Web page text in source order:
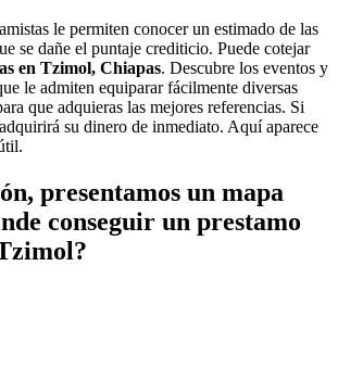
le permiten conocer un estimado de las
se dañe el puntaje crediticio. Puede cotejar
en Tzimol, Chiapas. Descubre los eventos y
le admiten equiparar fácilmente diversas
que adquieras las mejores referencias. Si
su dinero de inmediato. Aquí aparece
presentamos un mapa
conseguir un prestamo